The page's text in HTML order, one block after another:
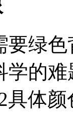
要绿
的
具体